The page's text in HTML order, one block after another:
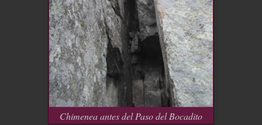
Chimenea antes del Paso del Bocadito